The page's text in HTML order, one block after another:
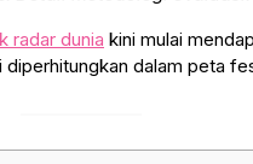
radar dunia kini mulai
dalam peta